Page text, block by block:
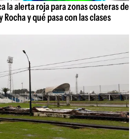
la alerta roja para zonas costeras de
y qué pasa con las clases